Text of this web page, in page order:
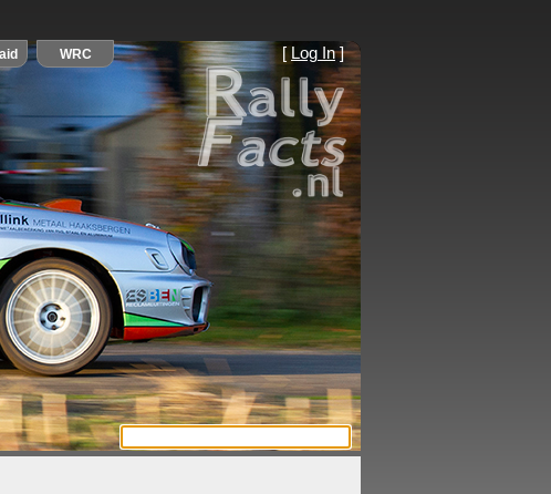
[ Log In]